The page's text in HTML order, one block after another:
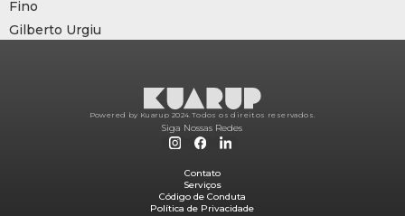
Fino
Gilberto Urgiu
Powered by Kuarup 2024. Todos os direitos reservados.
Siga Nossas Redes
Contato
Serviços
Código de Conduta
Política de Privacidade